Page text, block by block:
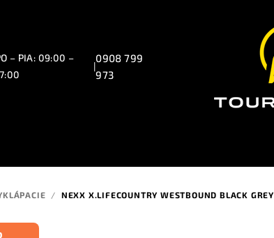
– PIA: 09:00 –
|
0908 799
973
/ NEXX X.LIFECOUNTRY WESTBOUND BLACK GREY